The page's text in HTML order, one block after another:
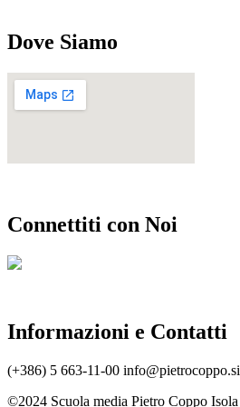
Dove Siamo
Connettiti con Noi
Informazioni e Contatti
(+386) 5 663-11-00 info@pietrocoppo.si
©2024 Scuola media Pietro Coppo Isola